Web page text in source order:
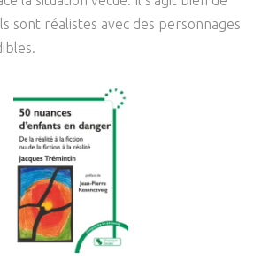
sont réalistes avec des personnages